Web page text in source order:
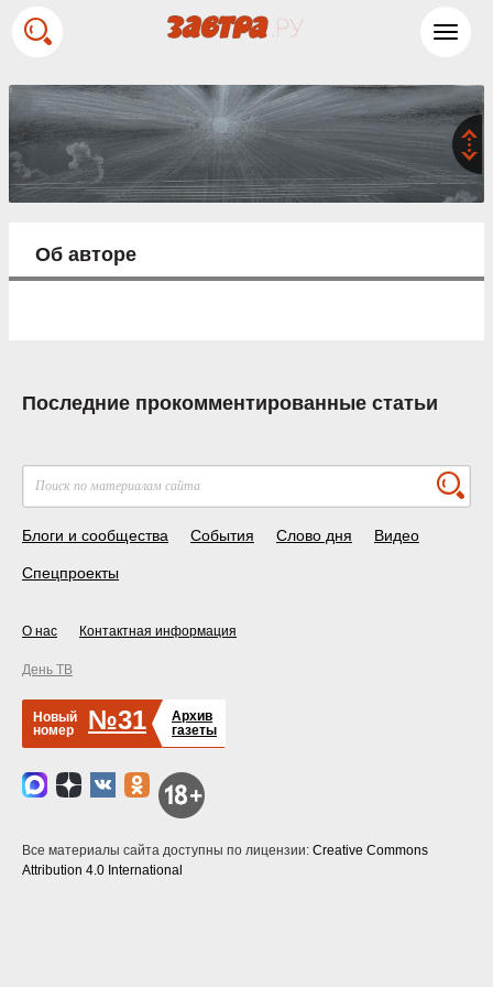
Об авторе
Последние прокомментированные статьи
Блоги и сообщества События Слово дня Видео
Спецпроекты
О нас Контактная информация
День ТВ
Новый
номер
№31
Архив
газеты
Все материалы сайта доступны по лицензии: Creative Commons
Attribution 4.0 International